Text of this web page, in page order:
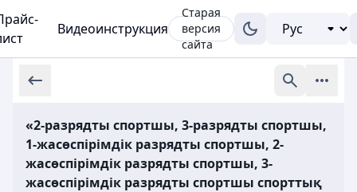
Видеоинструкция
Старая
версия
сайта
«2-разрядты спортшы, 3-разрядты спортшы,
1-жасөспірімдік разрядты спортшы, 2-
жасөспірімдік разрядты спортшы, 3-
жасөспірімдік разрядты спортшы спорттық